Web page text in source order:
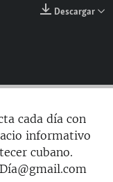
Descargar
cada día con
informativo
cubano.